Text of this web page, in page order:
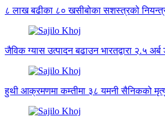
८ लाख बढीका ८० खसीबोका सशस्त्रको
जैविक ग्यास उत्पादन बढाउन भारतद्वारा २.५
हुथी आक्रमणमा कम्तीमा ३८ यमनी सैनिकको